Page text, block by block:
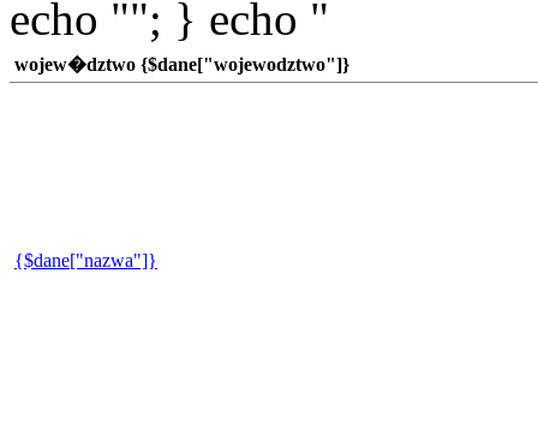
echo ""; } echo "
wojew�dztwo {$dane["wojewodztwo"]}
{$dane["nazwa"]}